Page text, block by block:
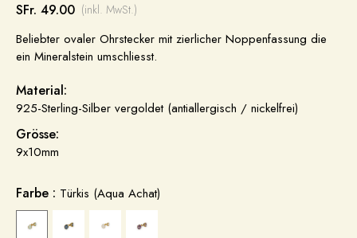
SFr. 49.00 (inkl. MwSt.)
Beliebter ovaler Ohrstecker mit zierlicher Noppenfassung die
ein Mineralstein umschliesst.
Material:
925-Sterling-Silber vergoldet (antiallergisch / nickelfrei)
Grösse:
9x10mm
Farbe : Türkis (Aqua Achat)